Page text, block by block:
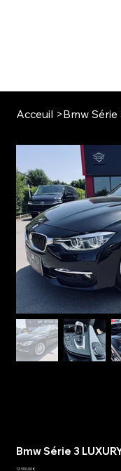
Acceuil >Bmw
Bmw Série 3
Prix
12 900,00 €